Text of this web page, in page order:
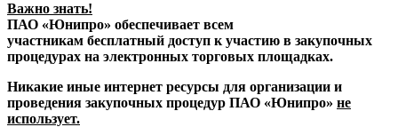
Важно знать!
ПАО «Юнипро» обеспечивает всем
участникам бесплатный доступ к участию в закупочных
процедурах на электронных торговых площадках.
Никакие иные интернет ресурсы для организации и
проведения закупочных процедур ПАО «Юнипро» не
использует.